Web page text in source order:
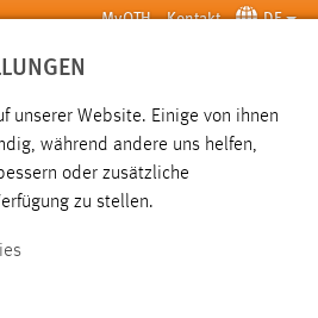
MyOTH Kontakt DE
SUCHE
BEWERBEN
unserer Website. Einige von ihnen
während andere uns helfen,
oder zusätzliche
zu stellen.